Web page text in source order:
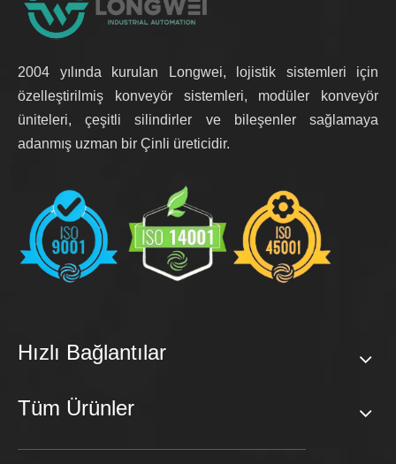
2004 yılında kurulan Longwei, lojistik sistemleri için
özelleştirilmiş konveyör sistemleri, modüler konveyör
üniteleri, çeşitli silindirler ve bileşenler sağlamaya
adanmış uzman bir Çinli üreticidir.
Hızlı Bağlantılar
Tüm Ürünler